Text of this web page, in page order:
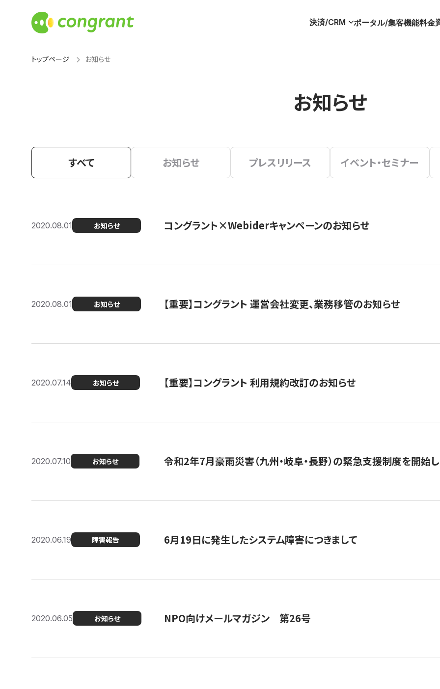
決済/CRM ポータル/集客機能料金
トップページ お知らせ
お知らせ
すべて お知らせ プレスリリース イベント・セミナー
2020.08.01 お知らせ コングラント×Webiderキャンペーンのお知らせ
2020.08.01 お知らせ 【重要】コングラント 運営会社変更、業務移管のお知らせ
2020.07.14 お知らせ 【重要】コングラント 利用規約改訂のお知らせ
2020.07.10 お知らせ 令和2年7月豪雨災害（九州・岐阜・長野）の緊急支援制度を開始
2020.06.19 障害報告 6月19日に発生したシステム障害につきまして
2020.06.05 お知らせ NPO向けメールマガジン 第26号